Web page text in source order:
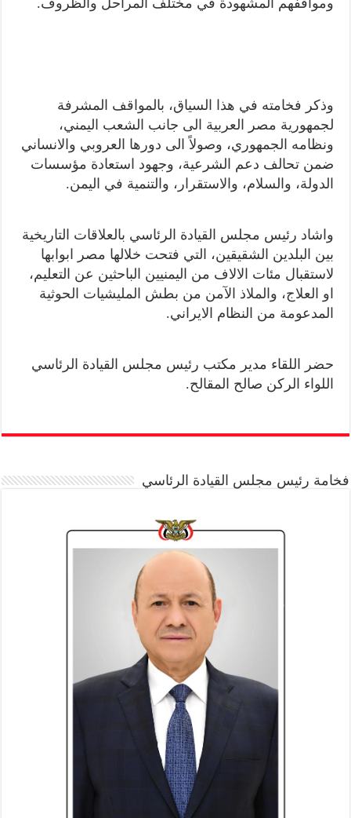
وذكر فخامته في هذا السياق، بالمواقف المشرفة
لجمهورية مصر العربية الى جانب الشعب اليمني،
ونظامه الجمهوري، وصولاً الى دورها العروبي والانساني
ضمن تحالف دعم الشرعية، وجهود استعادة مؤسسات
الدولة، والسلام، والاستقرار، والتنمية في اليمن.
واشاد رئيس مجلس القيادة الرئاسي بالعلاقات التاريخية
بين البلدين الشقيقين، التي فتحت خلالها مصر ابوابها
لاستقبال مئات الالاف من اليمنيين الباحثين عن التعليم،
او العلاج، والملاذ الآمن من بطش المليشيات الحوثية
المدعومة من النظام الايراني.
حضر اللقاء مدير مكتب رئيس مجلس القيادة الرئاسي
اللواء الركن صالح المقالح.
فخامة رئيس مجلس القيادة الرئاسي